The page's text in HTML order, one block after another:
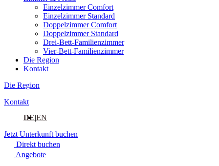
Einzelzimmer Comfort
Einzelzimmer Standard
Doppelzimmer Comfort
Doppelzimmer Standard
Drei-Bett-Familienzimmer
Vier-Bett-Familienzimmer
Die Region
Kontakt
Die Region
Kontakt
DE EN
Jetzt Unterkunft buchen
Direkt buchen
Angebote